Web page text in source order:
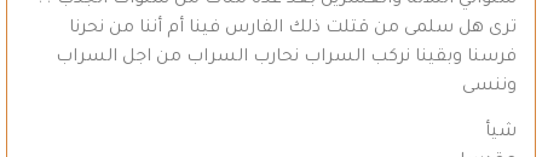
ترى هل سلمى من قتلت ذلك الفارس فينا أم أننا من نحرنا
فرسنا وبقينا نركب السراب نحارب السراب من اجل السراب
وننسى
شيأ